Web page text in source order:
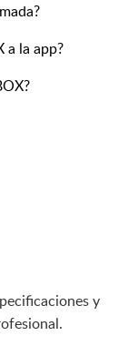
a la app?
y